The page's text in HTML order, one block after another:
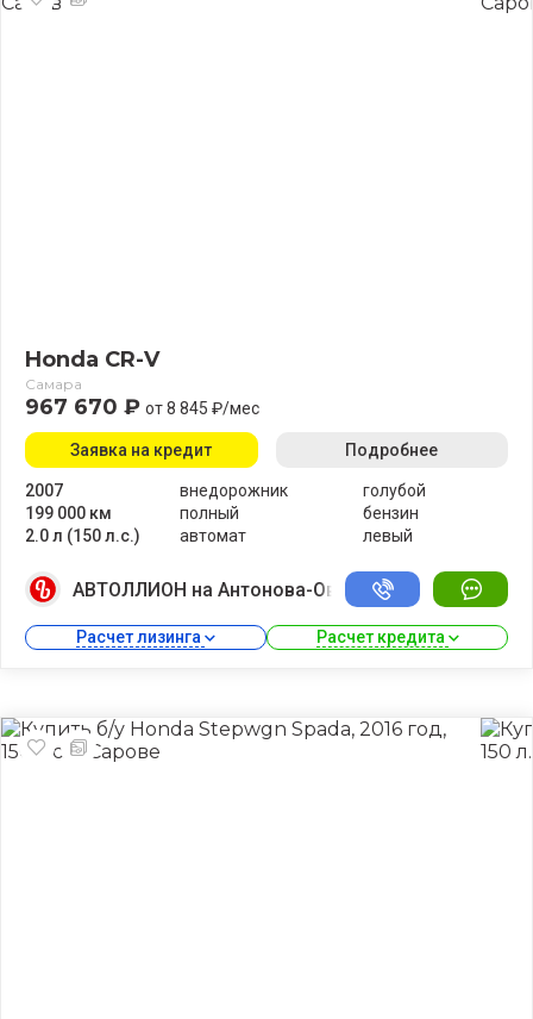
Honda CR-V
Самара
967 670 ₽ от 8 845 ₽/мес
2007
199 000 км
2.0 л (150 л.с.)
внедорожник
полный
автомат
голубой
бензин
левый
Заявка на кредит Подробнее
АВТОЛЛИОН на Антонова-Овсеенко
Расчет лизинга Расчет кредита